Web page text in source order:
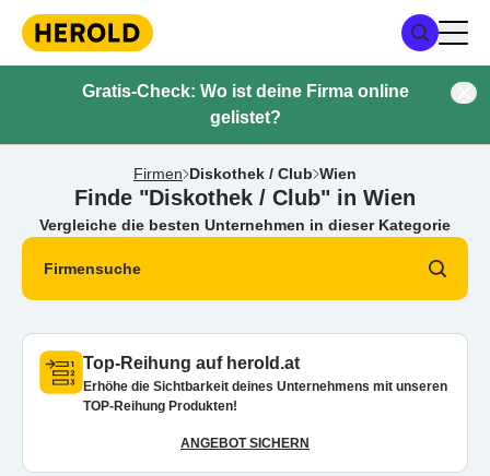
Gratis-Check: Wo ist deine Firma online
gelistet?
Firmen Diskothek / Club Wien
Finde "Diskothek / Club" in Wien
Vergleiche die besten Unternehmen in dieser Kategorie
Firmensuche
Top-Reihung auf herold.at
Erhöhe die Sichtbarkeit deines Unternehmens mit unseren
TOP-Reihung Produkten!
ANGEBOT SICHERN